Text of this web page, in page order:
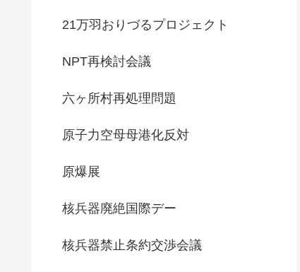
21万羽おりづるプロジェクト
NPT再検討会議
六ヶ所村再処理問題
原子力空母母港化反対
原爆展
核兵器廃絶国際デー
核兵器禁止条約交渉会議